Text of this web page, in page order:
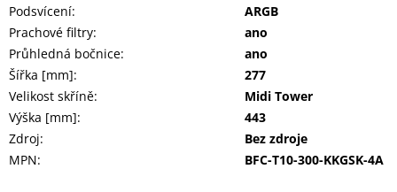
Podsvícení:
ARGB
Prachové filtry:
ano
Průhledná bočnice:
ano
Šířka [mm]:
277
Velikost skříně:
Midi Tower
Výška [mm]:
443
Zdroj:
Bez zdroje
MPN: BFC-T10-300-KKGSK-4A